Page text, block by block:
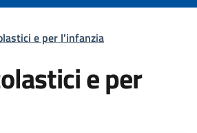
e per l'infanzia
e per